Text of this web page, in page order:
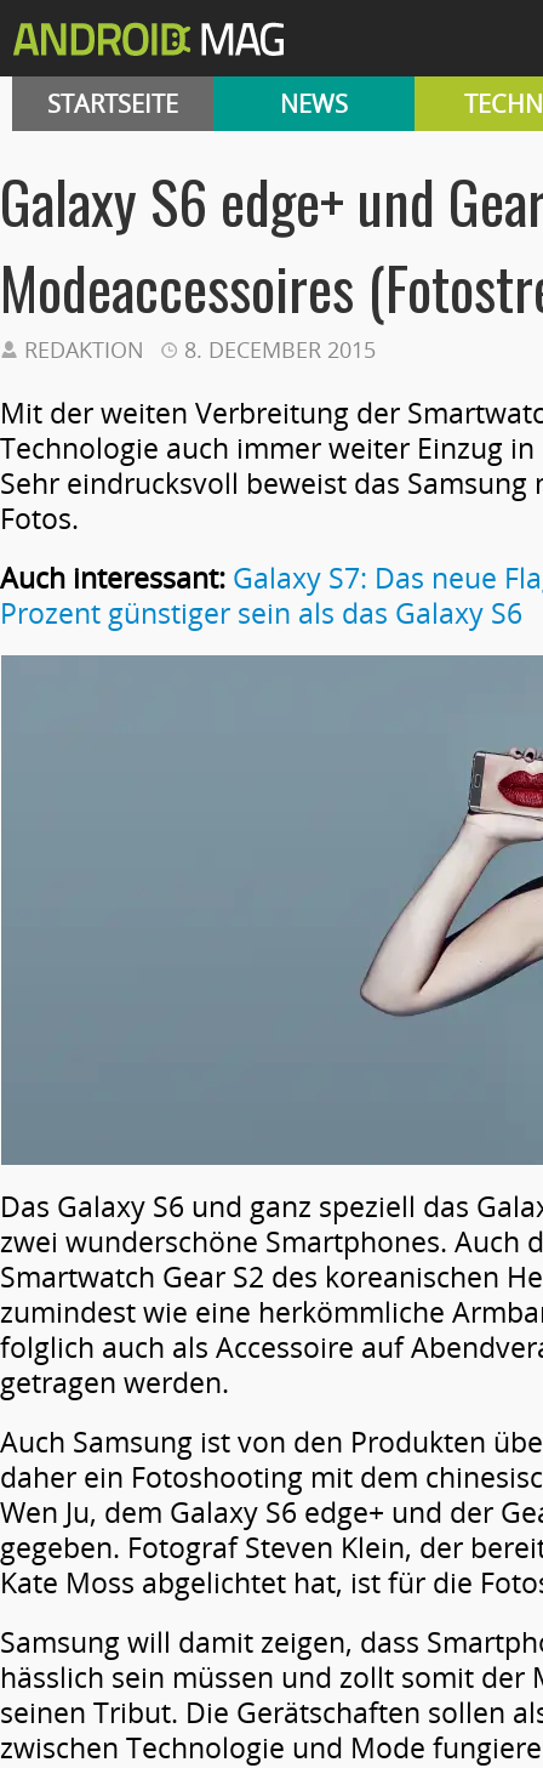
STARTSEITE NEWS
Galaxy S6 edge+ und
Modeaccessoires
REDAKTION 8. DECEMBER 2015
Mit der weiten Verbreitung der
Technologie auch immer weiter Einzug
Sehr eindrucksvoll beweist das
Fotos.
Auch interessant: Galaxy S7: Das neue
Prozent günstiger sein als das Galaxy S6
Das Galaxy S6 und ganz speziell das
zwei wunderschöne Smartphones. Auch
Smartwatch Gear S2 des koreanischen
zumindest wie eine herkömmliche
folglich auch als Accessoire auf
getragen werden.
Auch Samsung ist von den Produkten
daher ein Fotoshooting mit dem
Wen Ju, dem Galaxy S6 edge+ und der
gegeben. Fotograf Steven Klein, der
Kate Moss abgelichtet hat, ist für die
Samsung will damit zeigen, dass
hässlich sein müssen und zollt somit der
seinen Tribut. Die Gerätschaften sollen
zwischen Technologie und Mode